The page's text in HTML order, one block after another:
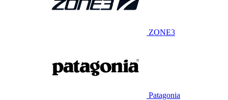
ZONE3
Patagonia